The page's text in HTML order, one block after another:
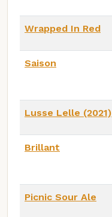
Wrapped In Red
Saison
Lusse Lelle (2021)
Brillant
Picnic Sour Ale